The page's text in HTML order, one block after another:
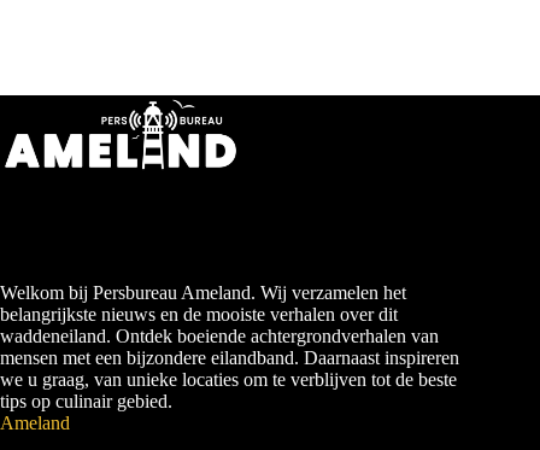
Welkom bij Persbureau Ameland. Wij verzamelen het
belangrijkste nieuws en de mooiste verhalen over dit
waddeneiland. Ontdek boeiende achtergrondverhalen van
mensen met een bijzondere eilandband. Daarnaast inspireren
we u graag, van unieke locaties om te verblijven tot de beste
tips op culinair gebied.
Ameland